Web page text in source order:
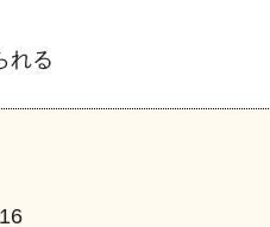
れる